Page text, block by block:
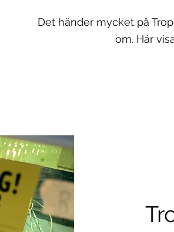
Det händer mycket på
om. Här